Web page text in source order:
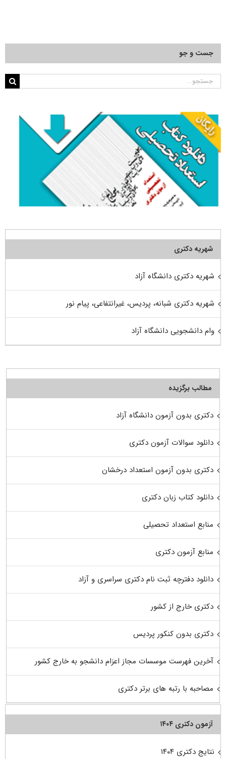
جست و جو
جستجو
شهریه دکتری
شهریه دکتری دانشگاه آزاد
شهریه دکتری شبانه، پردیس، غیرانتفاعی، پیام نور
وام دانشجویی دانشگاه آزاد
مطالب برگزیده
دکتری بدون آزمون دانشگاه آزاد
دانلود سوالات آزمون دکتری
دکتری بدون آزمون استعداد درخشان
دانلود کتاب زبان دکتری
منابع استعداد تحصیلی
منابع آزمون دکتری
دانلود دفترچه ثبت نام دکتری سراسری و آزاد
دکتری خارج از کشور
دکتری بدون کنکور پردیس
آخرین فهرست موسسات مجاز اعزام دانشجو به خارج کشور
مصاحبه با رتبه های برتر دکتری
آزمون دکتری ۱۴۰۴
نتایج دکتری ۱۴۰۴